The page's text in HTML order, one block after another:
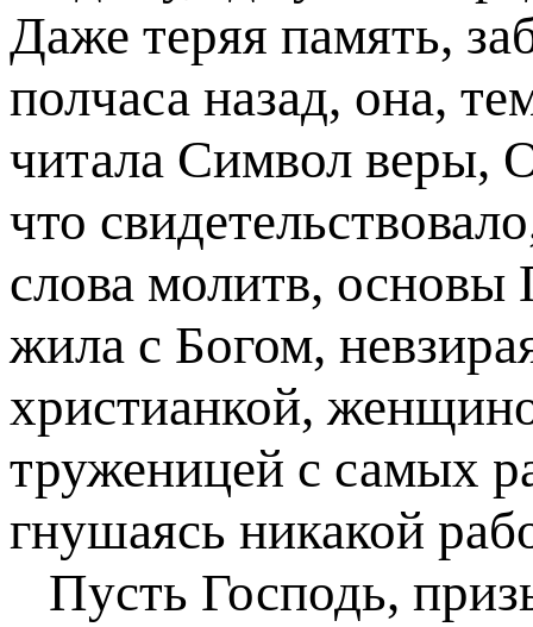
Даже теряя память,
полчаса назад, она,
читала Символ веры,
что
слова молитв,
жила с Богом,
христианкой,
труженицей с самых
гнушаясь никакой
Пусть Господь,